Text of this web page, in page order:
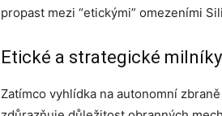
propast mezi “etickými” omezeními
Etické a strategické milníky
Zatímco vyhlídka na autonomní